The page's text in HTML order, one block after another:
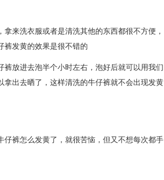
来洗衣服或者是清洗其他的东西都很不方便，
裤发黄的效果是很不错的
放进去泡半个小时左右，泡好后就可以用我们
出去晒了，这样清洗的牛仔裤就不会出现发黄
裤怎么发黄了，就很苦恼，但又不想每次都手